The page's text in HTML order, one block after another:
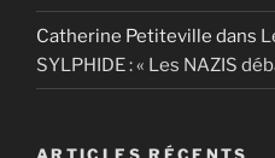
Catherine Petiteville dans
SYLPHIDE : « Les NAZIS